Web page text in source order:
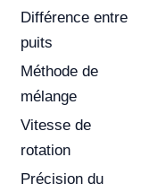
Différence entre
puits
Méthode de
mélange
Vitesse de
rotation
Précision du